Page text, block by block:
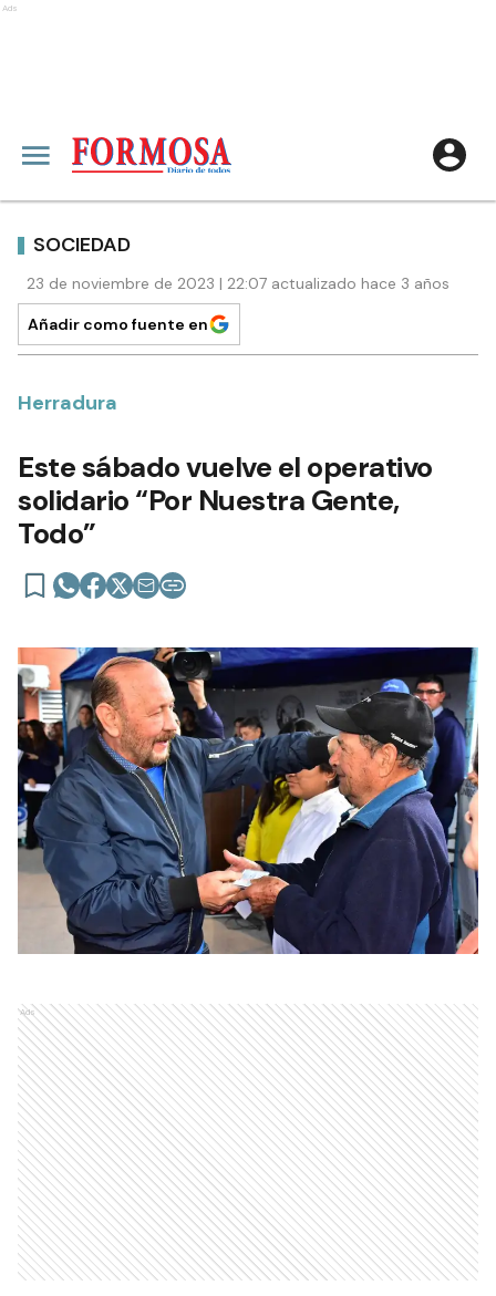
Ads
SOCIEDAD
23 de noviembre de 2023 | 22:07 actualizado hace 3 años
Añadir como fuente en
Herradura
Este sábado vuelve el operativo
solidario “Por Nuestra Gente,
Todo”
Ads